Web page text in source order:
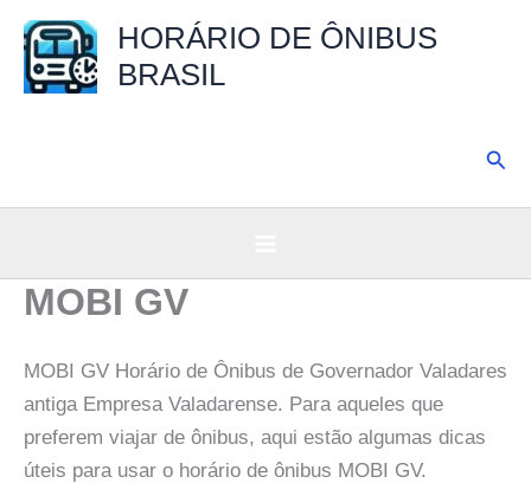
para
HORÁRIO DE ÔNIBUS
BRASIL
MOBI GV
MOBI GV Horário de Ônibus de Governador Valadares
antiga Empresa Valadarense. Para aqueles que
preferem viajar de ônibus, aqui estão algumas dicas
úteis para usar o horário de ônibus MOBI GV.